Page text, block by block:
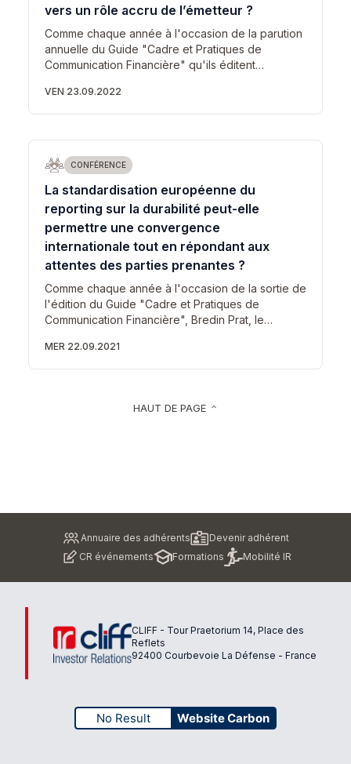
vers un rôle accru de l’émetteur ?
Comme chaque année à l'occasion de la parution
annuelle du Guide "Cadre et Pratiques de
Communication Financière" qu'ils éditent…
VEN 23.09.2022
CONFÉRENCE
La standardisation européenne du
reporting sur la durabilité peut-elle
permettre une convergence
internationale tout en répondant aux
attentes des parties prenantes ?
Comme chaque année à l'occasion de la sortie de
l'édition du Guide "Cadre et Pratiques de
Communication Financière", Bredin Prat, le…
MER 22.09.2021
HAUT DE PAGE keyboard_arrow_up
Annuaire des adhérents
Devenir adhérent
CR événements
Formations Mobilité IR
CLIFF - Tour Praetorium 14, Place des
Reflets
92400 Courbevoie La Défense - France
No Result Website Carbon